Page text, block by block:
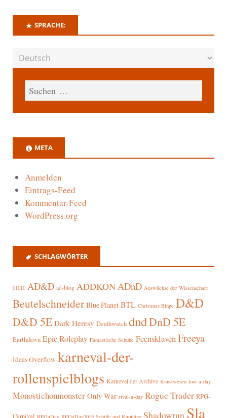
SPRACHE:
META
Anmelden
Eintrags-Feed
Kommentar-Feed
WordPress.org
SCHLAGWÖRTER
01010 AD&D ad-blog ADDKONADnD Auswüchse der Wissenschaft
Beutelschneider Blue Planet BTL Christmas Binge D&D
D&D 5E Dark Heresy Deathwatch dndDnD 5E
Earthdawn Epic Roleplay Fantastische Schuhe FeensklavenFreeya
Ideas Overflow karneval-der-
rollenspielblogs Karneval der Archive Kunstwesen loot-a-day
Monostichonmonster Only War rival-a-day Rogue Trader RPG-
RPGaDay RPGaDay2019 Schiffe und Kapitäne Shadowrun Sla